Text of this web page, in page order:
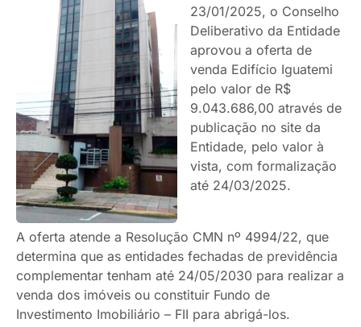
23/01/2025, o Conselho
Deliberativo da Entidade
aprovou a oferta de
venda Edifício Iguatemi
pelo valor de R$
9.043.686,00 através de
publicação no site da
Entidade, pelo valor à
vista, com formalização
até 24/03/2025.
A oferta atende a Resolução CMN nº 4994/22, que
determina que as entidades fechadas de previdência
complementar tenham até 24/05/2030 para realizar a
venda dos imóveis ou constituir Fundo de
Investimento Imobiliário – FII para abrigá-los.